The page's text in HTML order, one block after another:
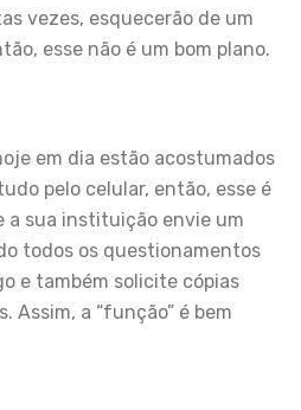
vezes, esquecerão de um
esse não é um bom plano.
em dia estão acostumados
pelo celular, então, esse é
a sua instituição envie um
todos os questionamentos
e também solicite cópias
Assim, a “função” é bem